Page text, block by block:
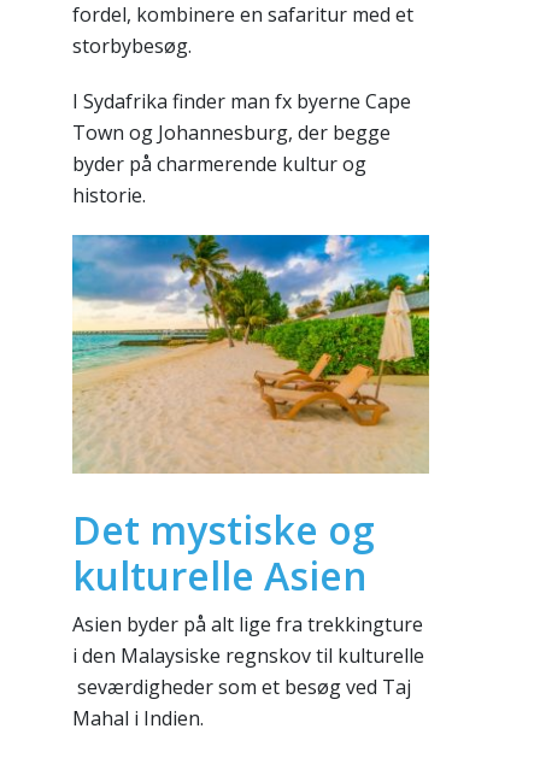
fordel, kombinere en safaritur med et
storbybesøg.
I Sydafrika finder man fx byerne Cape
Town og Johannesburg, der begge
byder på charmerende kultur og
historie.
Det mystiske og
kulturelle Asien
Asien byder på alt lige fra trekkingture
i den Malaysiske regnskov til kulturelle
seværdigheder som et besøg ved Taj
Mahal i Indien.